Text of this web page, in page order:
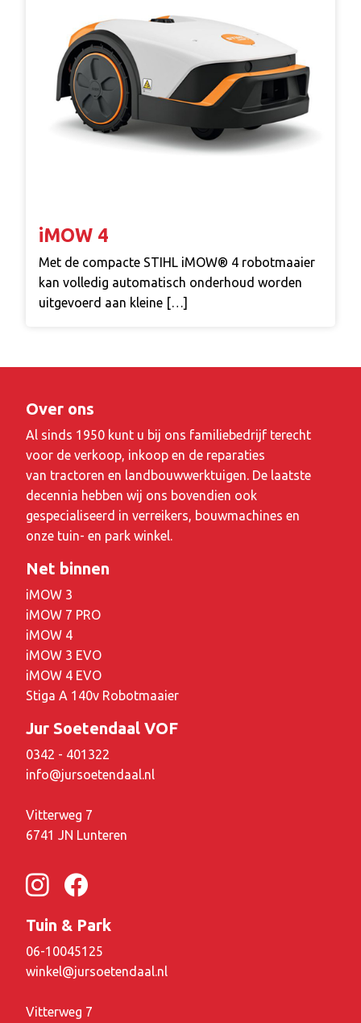
iMOW 4
Met de compacte STIHL iMOW® 4 robotmaaier
kan volledig automatisch onderhoud worden
uitgevoerd aan kleine […]
Over ons
Al sinds 1950 kunt u bij ons familiebedrijf terecht
voor de verkoop, inkoop en de reparaties
van tractoren en landbouwwerktuigen. De laatste
decennia hebben wij ons bovendien ook
gespecialiseerd in verreikers, bouwmachines en
onze tuin- en park winkel.
Net binnen
iMOW 3
iMOW 7 PRO
iMOW 4
iMOW 3 EVO
iMOW 4 EVO
Stiga A 140v Robotmaaier
Jur Soetendaal VOF
0342 - 401322
info@jursoetendaal.nl
Vitterweg 7
6741 JN Lunteren
Tuin & Park
06-10045125
winkel@jursoetendaal.nl
Vitterweg 7